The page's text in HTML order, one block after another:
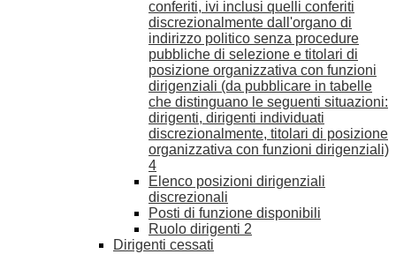
conferiti, ivi inclusi quelli conferiti
discrezionalmente dall'organo di
indirizzo politico senza procedure
pubbliche di selezione e titolari di
posizione organizzativa con funzioni
dirigenziali (da pubblicare in tabelle
che distinguano le seguenti situazioni:
dirigenti, dirigenti individuati
discrezionalmente, titolari di posizione
organizzativa con funzioni dirigenziali)
4
Elenco posizioni dirigenziali
discrezionali
Posti di funzione disponibili
Ruolo dirigenti 2
Dirigenti cessati